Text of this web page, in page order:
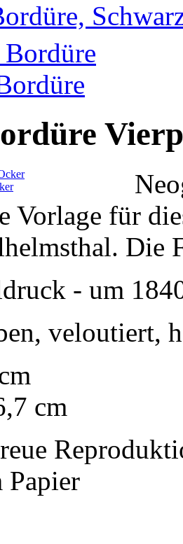
Vorlage für
Die
- um
veloutiert,
cm
Papier